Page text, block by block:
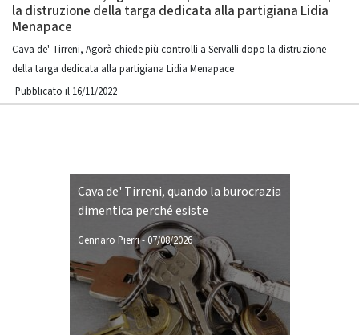
la distruzione della targa dedicata alla partigiana Lidia
Menapace
Cava de' Tirreni, Agorà chiede più controlli a Servalli dopo la distruzione
della targa dedicata alla partigiana Lidia Menapace
Pubblicato il 16/11/2022
Cava de' Tirreni, quando la burocrazia
dimentica perché esiste
Gennaro Pierri- 07/08/2026